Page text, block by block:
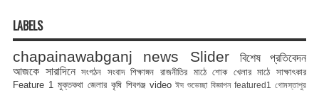
LABELS
chapainawabganj news Slider
বিশেষ প্রতিবেদন
আজকে সারাদিনে সংগঠন সংবাদ শিক্ষাঙ্গন রাজনীতির মাঠে শোক খেলার মাঠে
সাক্ষাৎকার
Feature 1 মুক্তকথা জেলার কৃষি শিবগঞ্জ video ঈদ শুভেচ্ছা বিজ্ঞাপন featured1 গোমস্তাপুর